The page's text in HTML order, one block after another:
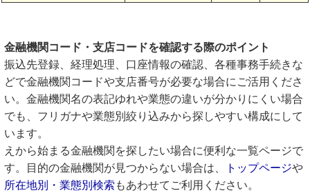
金融機関コード・支店コードを確認する際のポイント
振込先登録、経理処理、口座情報の確認、各種事務手続きな
どで金融機関コードや支店番号が必要な場合にご活用くださ
い。金融機関名の表記ゆれや業態の違いが分かりにくい場合
でも、フリガナや業態別絞り込みから探しやすい構成にして
います。
えから始まる金融機関を探したい場合に便利な一覧ページで
す。目的の金融機関が見つからない場合は、
トップページや
所在地別・業態別検索 もあわせてご利用ください。